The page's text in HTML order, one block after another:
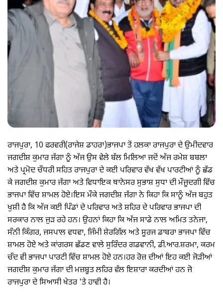
ਰਾਜਪੁਰਾ, 10 ਫਰਵਰੀ(ਰਾਜੇਸ਼ ਡਾਹਰਾ)ਭਾਜਪਾ ਤੋਂ ਹਲਕਾ ਰਾਜਪੁਰਾ ਦੇ ਉਮੀਦਵਾਰ
ਜਗਦੀਸ਼ ਕੁਮਾਰ ਜੱਗਾ ਨੂੰ ਅੱਜ ਉਸ ਵੇਲੇ ਬੱਲ ਮਿਲਿਆ ਜਦੋਂ ਅੱਜ ਰਮੇਸ਼ ਬਬਲਾ
ਅਤੇ ਪ੍ਰਮੋਦ ਚੌਧਰੀ ਸਹਿਤ ਰਾਜਪੁਰਾ ਦੇ ਕਈ ਪਰਿਵਾਰ ਵੱਖ ਵੱਖ ਪਾਰਟੀਆਂ ਨੂੰ ਛੱਡ
ਕੇ ਜਗਦੀਸ਼ ਕੁਮਾਰ ਜੱਗਾ ਅਤੇ ਵਿਧਾਇਕ ਥਾਨੇਸਰ ਸੁਭਾਸ਼ ਸੁਧਾ ਦੀ ਮੌਜੂਦਗੀ ਵਿੱਚ
ਭਾਜਪਾ ਵਿੱਚ ਸ਼ਾਮਲ ਹੋਏ।ਇਸ ਮੌਕੇ ਜਗਦੀਸ਼ ਜੱਗਾ ਨੇ ਕਿਹਾ ਕਿ ਸਾਨੂੰ ਅੱਜ ਬਹੁਤ
ਖੁਸ਼ੀ ਹੈ ਕਿ ਅੱਜ ਕਈ ਪਿੰਡਾਂ ਦੇ ਪਰਿਵਾਰ ਅਤੇ ਸ਼ਹਿਰ ਦੇ ਪਰਿਵਾਰ ਭਾਜਪਾ ਦੀ
ਸਰਕਾਰ ਨਾਲ ਜੁੜ ਰਹੇ ਹਨ। ਉਹਨਾਂ ਕਿਹਾ ਕਿ ਅੱਜ ਸਾਡੇ ਨਾਲ ਅਮਿਤ ਤਨੇਜਾ,
ਸੰਨੀ ਕਿੰਗਰ, ਜਸਪਾਲ ਵਧਵਾ, ਜਿੰਮੀ ਸ਼ੇਰਗਿੱਲ ਅਤੇ ਸੂਰਜ ਡਾਬਰਾ ਭਾਜਪਾ ਵਿੱਚ
ਸ਼ਾਮਲ ਹੋਏ ਅਤੇ ਕਾਂਗਰਸ ਛੱਡਣ ਵਾਲੇ ਸੁਰਿੰਦਰ ਗਡਵਾਨੀ, ਡੀ.ਆਰ.ਸ਼ਰਮਾ, ਕਰਮ
ਚੰਦ ਵੀ ਭਾਜਪਾ ਪਾਰਟੀ ਵਿੱਚ ਸ਼ਾਮਲ ਹੋਏ ਹਨ।ਹਰ ਰੋਜ਼ ਦੀਆਂ ਇਹ ਕਈ ਜੋੜੀਆਂ
ਜਗਦੀਸ਼ ਕੁਮਾਰ ਜੱਗਾ ਦੀ ਮਜ਼ਬੂਤ ਲਹਿਰ ਵੱਲ ਇਸ਼ਾਰਾ ਕਰਦੀਆਂ ਹਨ ਜੋ
ਰਾਜਪੁਰਾ ਦੇ ਸਿਆਸੀ ਖੇਤਰ 'ਤੇ ਹਾਵੀ ਹੈ।